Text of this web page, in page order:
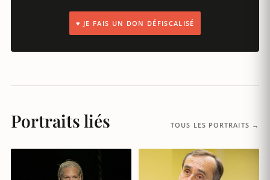
♥ JE FAIS UN DON DÉFISCALISÉ
Portraits liés TOUS LES PORTRAITS →